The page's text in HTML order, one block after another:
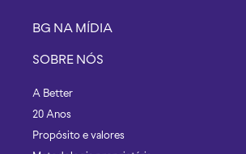
BG NA MÍDIA
SOBRE NÓS
A Better
20 Anos
Propósito e valores